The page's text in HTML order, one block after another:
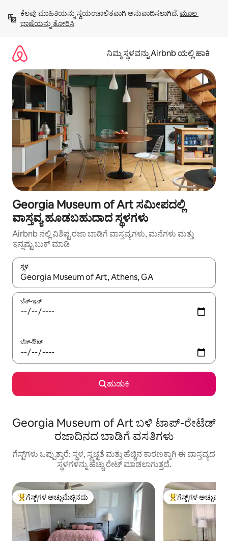
ಹೋಗಿ
ಕೆಲವು ಮಾಹಿತಿಯನ್ನು ಸ್ವಯಂಚಾಲಿತವಾಗಿ ಅನುವಾದಿಸಲಾಗಿದೆ. ಮೂಲ
ಭಾಷೆಯನ್ನು ತೋರಿಸಿ
ನಿಮ್ಮ ಸ್ಥಳವನ್ನು Airbnb ಯಲ್ಲಿ ಹಾಕಿ
Georgia Museum of Art ಸಮೀಪದಲ್ಲಿ
ವಾಸ್ತವ್ಯ ಹೂಡಬಹುದಾದ ಸ್ಥಳಗಳು
Airbnb ನಲ್ಲಿ ವಿಶಿಷ್ಟ ರಜಾ ಬಾಡಿಗೆ ವಾಸ್ತವ್ಯಗಳು, ಮನೆಗಳು ಮತ್ತು
ಇನ್ನಷ್ಟು ಬುಕ್ ಮಾಡಿ
ಸ್ಥಳ
ಫಲಿತಾಂಶಗಳು ಲಭ್ಯವಿರುವಾಗ, ಅಪ್ ಮತ್ತು ಡೌನ್ ಬಾಣದ ಕೀಲಿಗಳೊಂದಿಗೆ
ಚೆಕ್-ಇನ್
ಚೆಕ್-ಔಟ್
ಹುಡುಕಿ
Georgia Museum of Art ಬಳಿ ಟಾಪ್-ರೇಟೆಡ್
ರಜಾದಿನದ ಬಾಡಿಗೆ ವಸತಿಗಳು
ಗೆಸ್ಟ್‌ಗಳು ಒಪ್ಪುತ್ತಾರೆ: ಸ್ಥಳ, ಸ್ವಚ್ಛತೆ ಮತ್ತು ಹೆಚ್ಚಿನ ಕಾರಣಕ್ಕಾಗಿ ಈ ವಾಸ್ತವ್ಯದ
ಸ್ಥಳಗಳನ್ನು ಹೆಚ್ಚು ರೇಟ್ ಮಾಡಲಾಗುತ್ತದೆ.
ಗೆಸ್ಟ್‌ಗಳಿಗೆ ಅತಿ ಹೆಚ್ಚು ಅಚ್ಚುಮೆಚ್ಚಿನದು
ಗೆಸ್ಟ್‌ಗಳ ಅಚ್ಚುಮೆಚ್ಚಿನದು ಗೆಸ್ಟ್‌ಗಳಿಗೆ ಅತಿ ಹೆಚ್ಚು
ಗೆಸ್ಟ್‌ಗಳ